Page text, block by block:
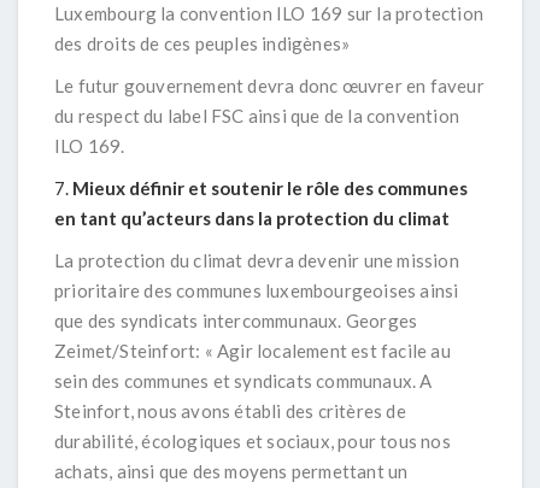
Luxembourg la convention ILO 169 sur la protection
des droits de ces peuples indigènes»
Le futur gouvernement devra donc œuvrer en faveur
du respect du label FSC ainsi que de la convention
ILO 169.
Mieux définir et soutenir le rôle des communes
en tant qu’acteurs dans la protection du climat
La protection du climat devra devenir une mission
prioritaire des communes luxembourgeoises ainsi
que des syndicats intercommunaux. Georges
Zeimet/Steinfort: « Agir localement est facile au
sein des communes et syndicats communaux. A
Steinfort, nous avons établi des critères de
durabilité, écologiques et sociaux, pour tous nos
achats, ainsi que des moyens permettant un